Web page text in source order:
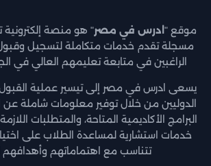
موقع " ادرس في مصر" هو منصة إلكترونية
مسجلة تقدم خدمات متكاملة لتسجيل وقبول
الراغبين في متابعة تعليمهم العالي في
يسعى ادرس في مصر إلى تيسير عملية
الدوليين من خلال توفير معلومات شاملة عن
البرامج الأكاديمية المتاحة، والمتطلبات
خدمات استشارية لمساعدة الطلاب على
تتناسب مع اهتماماتهم وأهدافهم